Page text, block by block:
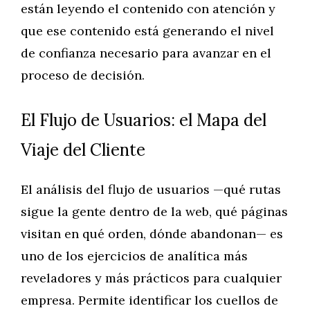
están leyendo el contenido con atención y
que ese contenido está generando el nivel
de confianza necesario para avanzar en el
proceso de decisión.
El Flujo de Usuarios: el Mapa del
Viaje del Cliente
El análisis del flujo de usuarios —qué rutas
sigue la gente dentro de la web, qué páginas
visitan en qué orden, dónde abandonan— es
uno de los ejercicios de analítica más
reveladores y más prácticos para cualquier
empresa. Permite identificar los cuellos de